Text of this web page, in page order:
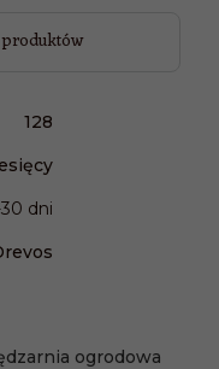
produktów
128
dni
ogrodowa